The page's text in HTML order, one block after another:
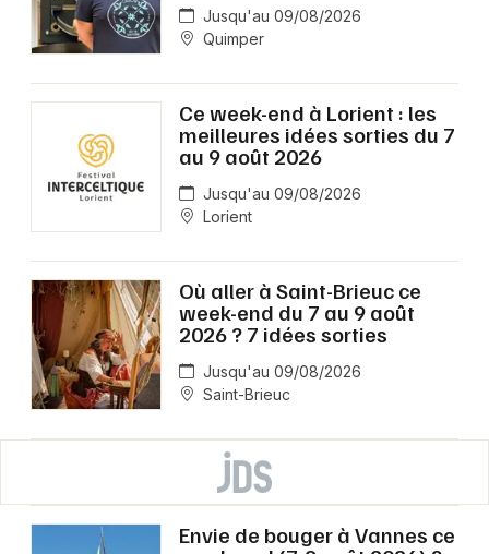
Jusqu'au 09/08/2026
Quimper
Ce week-end à Lorient : les
meilleures idées sorties du 7
au 9 août 2026
Jusqu'au 09/08/2026
Lorient
Où aller à Saint-Brieuc ce
week-end du 7 au 9 août
2026 ? 7 idées sorties
Jusqu'au 09/08/2026
Saint-Brieuc
Envie de bouger à Vannes ce